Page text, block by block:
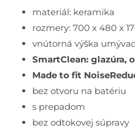
materiál: keramika
rozmery: 700 x 480 x
vnútorná výška
SmartClean: glazúra,
Made to fit
bez otvoru na batériu
s prepadom
bez odtokovej súpravy